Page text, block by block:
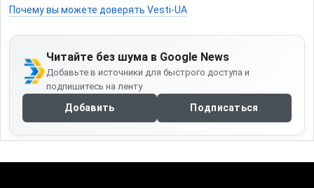
Почему вы можете доверять Vesti-UA
Читайте без шума в Google News
Добавьте в источники для быстрого доступа и
подпишитесь на ленту
Добавить Подписаться